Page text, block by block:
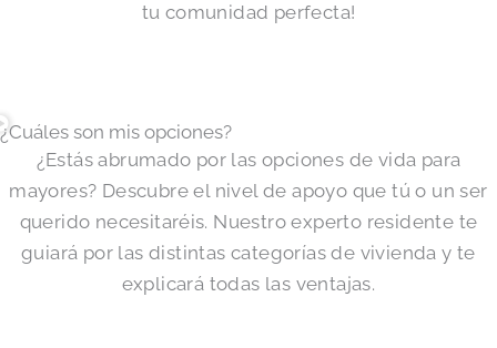
tu comunidad perfecta!
¿Cuáles son mis opciones?
¿Estás abrumado por las opciones de vida para
mayores? Descubre el nivel de apoyo que tú o un ser
querido necesitaréis. Nuestro experto residente te
guiará por las distintas categorías de vivienda y te
explicará todas las ventajas.